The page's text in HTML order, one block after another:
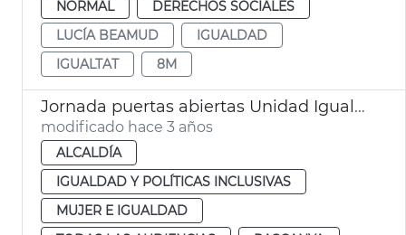
NORMAL
DERECHOS SOCIALES
LUCÍA BEAMUD
IGUALDAD
IGUALTAT
8M
Jornada puertas abiertas Unidad Igualdad Torrefiel-Orriols
modificado hace 3 años
ALCALDÍA
IGUALDAD Y POLÍTICAS INCLUSIVAS
MUJER E IGUALDAD